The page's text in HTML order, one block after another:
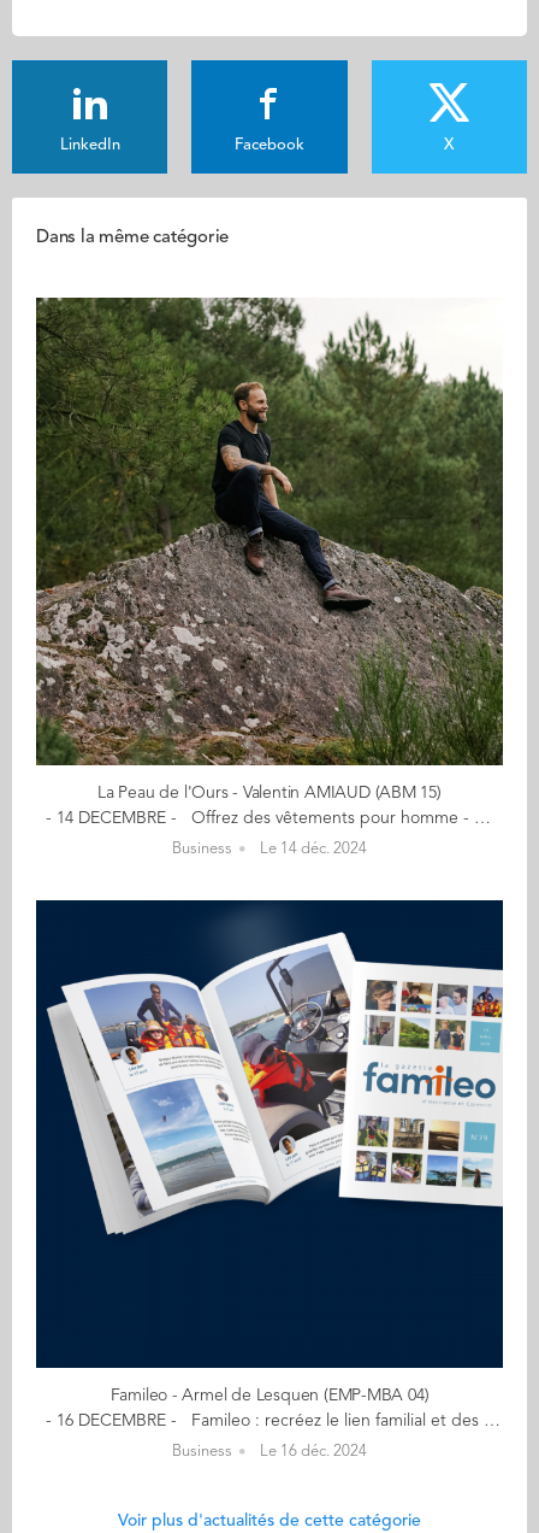
LinkedIn Facebook X
Dans la même catégorie
La Peau de l'Ours - Valentin AMIAUD (ABM 15)
- 14 DECEMBRE - Offrez des vêtements pour homme - Qualité, local, durabilité - Entre dans la tanière et prends place dans la meute ! La pièce du vestiaire La peau de l'ours dont je suis le plus fier est sans nul doute le pull en laine de mérinos qu'on fait fabriquer à Guidel à côté de Lorient en Bretagne. Il mélange simplicité esthétique tout en conservant des aspects très techniques assurés par un savoir-faire plus que centenaire et permettant notamment d'assurer une qualité irréprochable et une longévité de cette pièce. "La peau de l'ours est une marque de vêtements pour homme que j’ai créé pour proposer un vestiaire fabriqué en France et utilisant tant des matières nobles que labellisées. C'est une aventure où tout le monde a sa place, où chacun peut se sentir concerné. Une aventure respectueuse de son environnement et de ses engagements." Mon aventure est née… d'une histoire de passions et de convictions. Passion pour la créativité, l'aventure, l’expression de soi, pour la nature et la force qu'elle dégage. Et conviction qu'une mode plus durable, responsable, transparente et soucieuse de l'environnement doit être la norme. En savoir plus : lataniere-shop.com Contact : valentin@lataniere-shop.com (Re)Découvrez votre CALENDRIER DE L'AVENT ici
Business Le 14 déc. 2024
Famileo - Armel de Lesquen (EMP-MBA 04)
- 16 DECEMBRE - Famileo : recréez le lien familial et des souvenirs chaque mois - Famille, partage, émotion - Un mois d'abonnement offert avec le code : COLETTE Famileo fonctionne sous forme d'abonnement mensuel à partir de 5€99/mois. Anecdotes, photos de famille, jolis souvenirs... Famileo permet aux familles de rester connectées. Chaque membre partage photos et messages via une application, transformés ensuite en une gazette papier personnalisée et envoyée à leurs proches par la Poste à la fréquence que vous aurez choisie.. Idéal pour rapprocher les générations, partout dans le monde ! Mon aventure a débuté… avec une idée simple mais puissante : reconnecter les générations tout en respectant les habitudes de communication de chacun. L’idée est venue de mon associé Tanguy qui souhaitait trouver un moyen efficace de permettre à sa grand mère de mieux suivre les nouvelles de sa famille. Après de longs mois de terrain et d’itérations successives Famileo a vu le jour en 2015 à Saint Malo. Grâce à un solide réseau, des mentors inspirants et des conseils éclairés, Famileo a grandi en France et à l'international, sans jamais perdre son âme. En savoir plus : famileo.com Contact : armeldelesquen@hotmail.com (Re)Découvrez votre CALENDRIER DE L'AVENT ici
Business Le 16 déc. 2024
Voir plus d'actualités de cette catégorie